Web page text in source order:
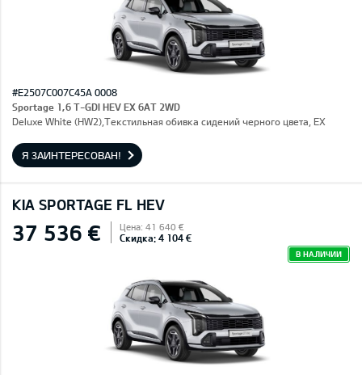
#E2507C007C45A 0008
Sportage 1,6 T-GDI HEV EX 6AT 2WD
Deluxe White (HW2),Текстильная обивка сидений черного цвета, EX
Я ЗАИНТЕРЕСОВАН!
KIA SPORTAGE FL HEV
37 536 € Цена: 41 640 €
Скидка: 4 104 €
В НАЛИЧИИ